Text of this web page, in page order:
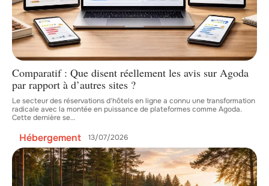
Comparatif : Que disent réellement les avis sur Agoda
par rapport à d’autres sites ?
Le secteur des réservations d'hôtels en ligne a connu une transformation
radicale avec la montée en puissance de plateformes comme Agoda.
Cette dernière se…
Hébergement 13/07/2026